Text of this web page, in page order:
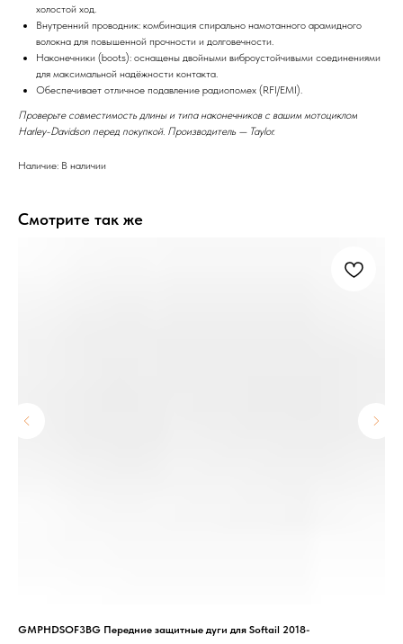
холостой ход.
Внутренний проводник: комбинация спирально намотанного арамидного
волокна для повышенной прочности и долговечности.
Наконечники (boots): оснащены двойными виброустойчивыми соединениями
для максимальной надёжности контакта.
Обеспечивает отличное подавление радиопомех (RFI/EMI).
Проверьте совместимость длины и типа наконечников с вашим мотоциклом
Harley-Davidson перед покупкой. Производитель — Taylor.
Наличие: В наличии
Смотрите так же
GMPHDSOF3BG Передние защитные дуги для Softail 2018-